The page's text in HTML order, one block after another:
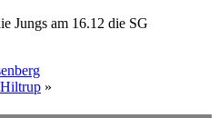
Jungs am 16.12 die SG
»